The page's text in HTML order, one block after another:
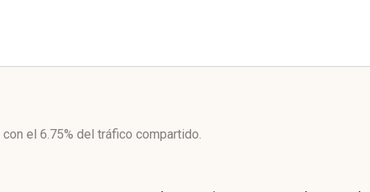
con el 6.75% del tráfico compartido.